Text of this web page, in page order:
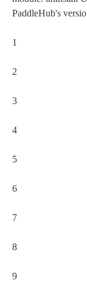
PaddleHub's
1
2
3
4
5
6
7
8
9